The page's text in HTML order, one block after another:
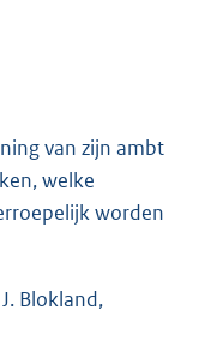
van zijn ambt
welke
worden
Blokland,